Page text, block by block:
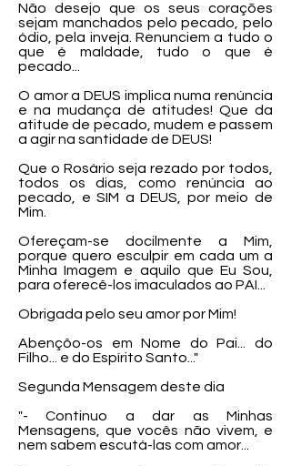
Não desejo que os seus corações
sejam manchados pelo pecado, pelo
ódio, pela inveja. Renunciem a tudo o
que é maldade, tudo o que é
pecado...
O amor a DEUS implica numa renúncia
e na mudança de atitudes! Que da
atitude de pecado, mudem e passem
a agir na santidade de DEUS!
Que o Rosário seja rezado por todos,
todos os dias, como renúncia ao
pecado, e SIM a DEUS, por meio de
Mim.
Ofereçam-se docilmente a Mim,
porque quero esculpir em cada um a
Minha Imagem e aquilo que Eu Sou,
para oferecê-los imaculados ao PAI...
Obrigada pelo seu amor por Mim!
Abençôo-os em Nome do Pai... do
Filho... e do Espírito Santo..."
Segunda Mensagem deste dia
"- Continuo a dar as Minhas
Mensagens, que vocês não vivem, e
nem sabem escutá-las com amor...